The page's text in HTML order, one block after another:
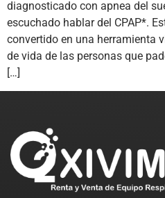
diagnosticado con apnea del
escuchado hablar del CPAP*.
convertido en una herramienta
de vida de las personas que
[…]